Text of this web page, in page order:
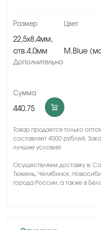
22,5х8,4мм,
отв.4,0мм
M.Blue
440.75
Товар продается только
составляет 4000 рублей.
лучшие условия!
Осуществляем доставку в:
Тюмень, Челябинск,
города России, а также в